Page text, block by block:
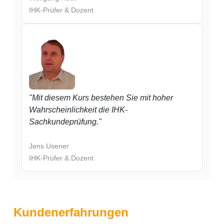
IHK-Prüfer & Dozent
"Mit diesem Kurs bestehen Sie mit hoher
Wahrscheinlichkeit die IHK-
Sachkundeprüfung."
Jens Usener
IHK-Prüfer & Dozent
Kundenerfahrungen